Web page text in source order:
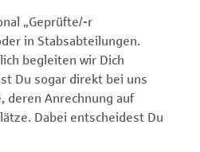
„Geprüfte/-r
in Stabsabteilungen.
begleiten wir Dich
Du sogar direkt bei uns
deren Anrechnung auf
Dabei entscheidest Du